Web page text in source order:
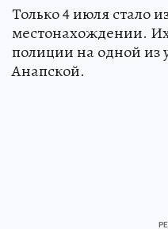
Только 4 июля стало
местонахождении.
полиции на одной из
Анапской.